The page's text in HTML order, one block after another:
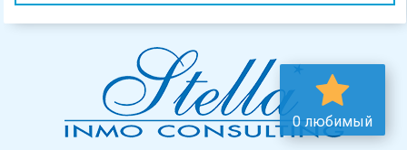
0 любимый